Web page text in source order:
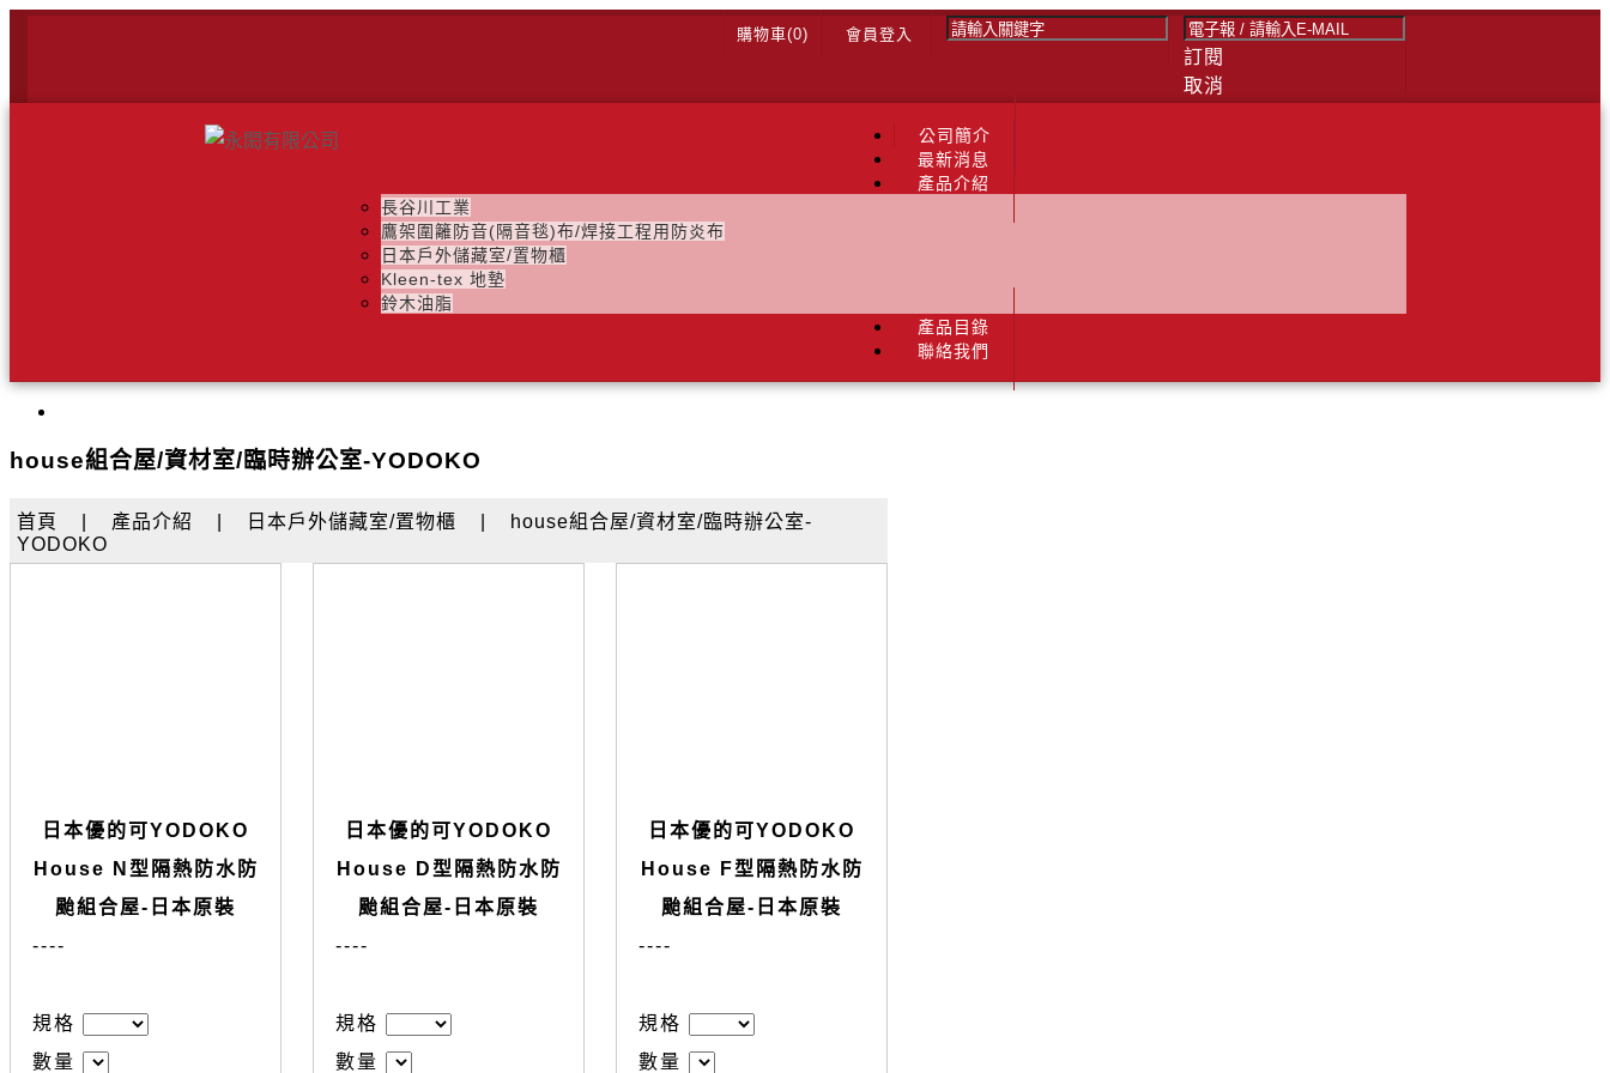
訂閱
取消
會員登入
購物車(0)
公司簡介
最新消息
產品介紹
長谷川工業
鷹架圍籬防音(隔音毯)布/焊接工程用防炎布
日本戶外儲藏室/置物櫃
Kleen-tex 地墊
鈴木油脂
產品目錄
聯絡我們
house組合屋/資材室/臨時辦公室-YODOKO
首頁 產品介紹 日本戶外儲藏室/置物櫃
house組合屋/資材室/臨時辦公室-
YODOKO
日本優的可YODOKO
House N型隔熱防水防
颱組合屋-日本原裝
----
規格
數量
日本優的可YODOKO
House D型隔熱防水防
颱組合屋-日本原裝
----
規格
數量
日本優的可YODOKO
House F型隔熱防水防
颱組合屋-日本原裝
----
規格
數量